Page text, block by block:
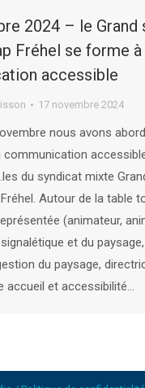
2024 – le Grand
Fréhel se forme
accessible
17 novembre 2024
nous avons
communication
du syndicat mixte
Fréhel. Autour de la table
(animateur,
et du paysage,
du paysage,
accueil et accessibilité…